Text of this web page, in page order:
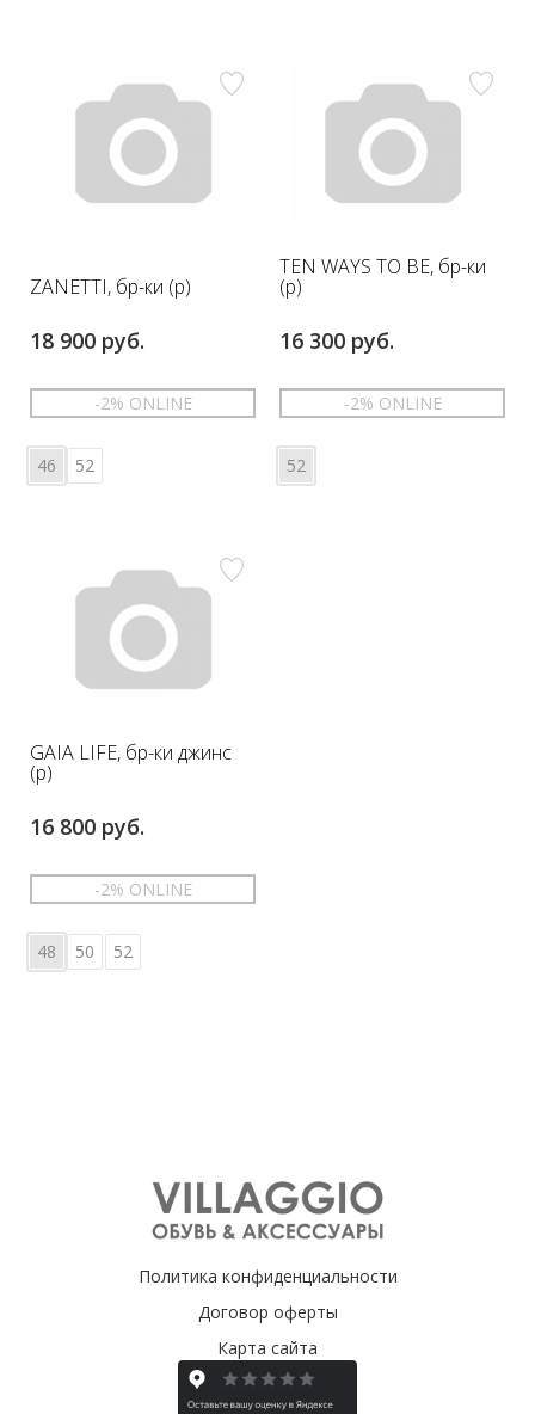
ZANETTI, бр-ки (р)
18 900 руб.
-2% ONLINE
46 52
TEN WAYS TO BE, бр-ки
(р)
16 300 руб.
-2% ONLINE
52
GAIA LIFE, бр-ки джинс
(р)
16 800 руб.
-2% ONLINE
48 50 52
Политика конфиденциальности
Договор оферты
Карта сайта